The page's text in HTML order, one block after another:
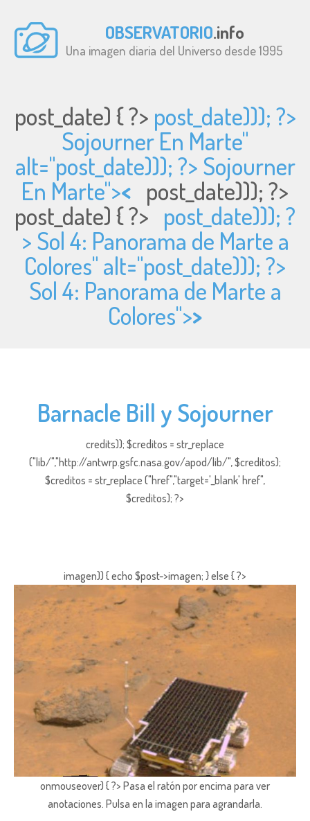
OBSERVATORIO.info
Una imagen diaria del Universo desde 1995
post_date) { ?> post_date))); ?>
Sojourner En Marte"
alt="post_date))); ?> Sojourner
En Marte">< post_date))); ?>
post_date) { ?> post_date))); ?
> Sol 4: Panorama de Marte a
Colores" alt="post_date))); ?>
Sol 4: Panorama de Marte a
Colores">>
Barnacle Bill y Sojourner
credits)); $creditos = str_replace
("lib/","http://antwrp.gsfc.nasa.gov/apod/lib/", $creditos);
$creditos = str_replace ("href","target='_blank' href",
$creditos); ?>
imagen)) { echo $post->imagen; } else { ?>
onmouseover) { ?> Pasa el ratón por encima para ver
anotaciones. Pulsa en la imagen para agrandarla.